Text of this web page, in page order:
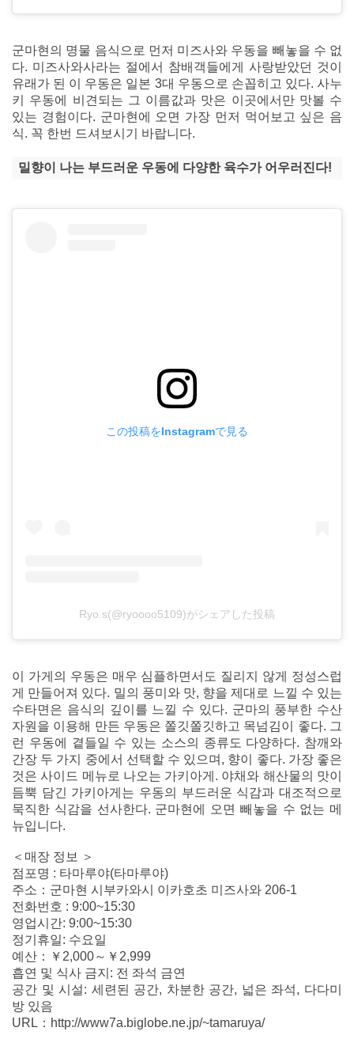
군마현의 명물 음식으로 먼저 미즈사와 우동을 빼놓을 수 없
다. 미즈사와사라는 절에서 참배객들에게 사랑받았던 것이
유래가 된 이 우동은 일본 3대 우동으로 손꼽히고 있다. 사누
키 우동에 비견되는 그 이름값과 맛은 이곳에서만 맛볼 수
있는 경험이다. 군마현에 오면 가장 먼저 먹어보고 싶은 음
식. 꼭 한번 드셔보시기 바랍니다.
밀향이 나는 부드러운 우동에 다양한 육수가 어우러진다!
この投稿をInstagramで見る
Ryo.s(@ryoooo5109)がシェアした投稿
이 가게의 우동은 매우 심플하면서도 질리지 않게 정성스럽
게 만들어져 있다. 밀의 풍미와 맛, 향을 제대로 느낄 수 있는
수타면은 음식의 깊이를 느낄 수 있다. 군마의 풍부한 수산
자원을 이용해 만든 우동은 쫄깃쫄깃하고 목넘김이 좋다. 그
런 우동에 곁들일 수 있는 소스의 종류도 다양하다. 참깨와
간장 두 가지 중에서 선택할 수 있으며, 향이 좋다. 가장 좋은
것은 사이드 메뉴로 나오는 가키아게. 야채와 해산물의 맛이
듬뿍 담긴 가키아게는 우동의 부드러운 식감과 대조적으로
묵직한 식감을 선사한다. 군마현에 오면 빼놓을 수 없는 메
뉴입니다.
＜매장 정보 ＞
점포명 : 타마루야(타마루야)
주소：군마현 시부카와시 이카호초 미즈사와 206-1
전화번호 : 9:00~15:30
영업시간: 9:00~15:30
정기휴일: 수요일
예산：￥2,000～￥2,999
흡연 및 식사 금지: 전 좌석 금연
공간 및 시설: 세련된 공간, 차분한 공간, 넓은 좌석, 다다미
방 있음
URL：http://www7a.biglobe.ne.jp/~tamaruya/